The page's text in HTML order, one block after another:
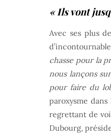
« Ils vont
Avec ses plus
chasse pour la
nous lançons
pour faire du
paroxysme
regrettant de
Dubourg,